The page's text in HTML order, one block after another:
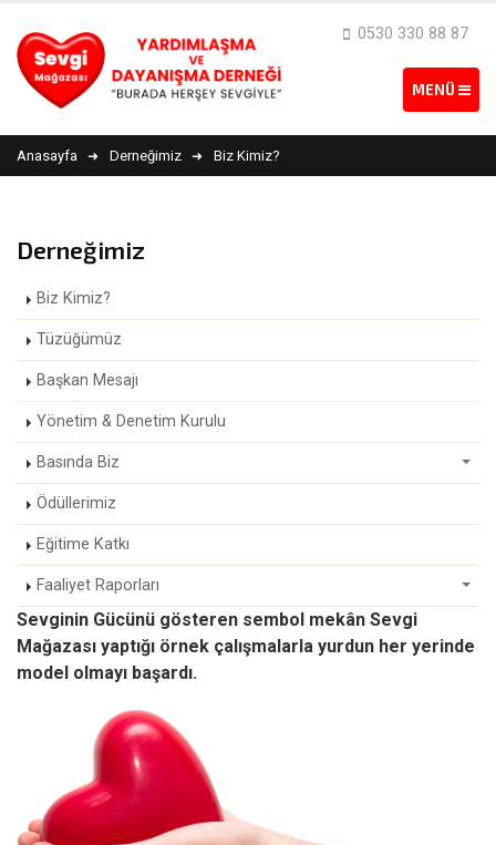
0530 330 88 87
Anasayfa Derneğimiz Biz Kimiz?
Derneğimiz
Biz Kimiz?
Tüzüğümüz
Başkan Mesajı
Yönetim & Denetim Kurulu
Basında Biz
Ödüllerimiz
Eğitime Katkı
Faaliyet Raporları
Sevginin Gücünü gösteren sembol mekân Sevgi
Mağazası yaptığı örnek çalışmalarla yurdun her yerinde
model olmayı başardı.